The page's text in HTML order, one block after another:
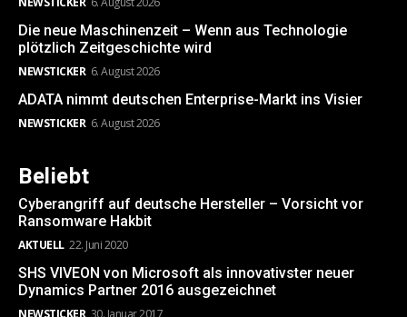
Die neue Maschinenzeit – Wenn aus Technologie
plötzlich Zeitgeschichte wird
NEWSTICKER 6. August 2026
ADATA nimmt deutschen Enterprise-Markt ins Visier
NEWSTICKER 6. August 2026
Beliebt
Cyberangriff auf deutsche Hersteller – Vorsicht vor
Ransomware Hakbit
AKTUELL 22. Juni 2020
SHS VIVEON von Microsoft als innovativster neuer
Dynamics Partner 2016 ausgezeichnet
NEWSTICKER 30. Januar 2017